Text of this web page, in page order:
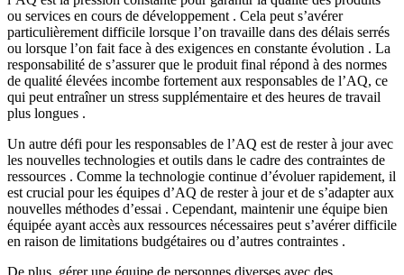
ou services en cours de développement . Cela peut s’avérer
particulièrement difficile lorsque l’on travaille dans des délais serrés
ou lorsque l’on fait face à des exigences en constante évolution . La
responsabilité de s’assurer que le produit final répond à des normes
de qualité élevées incombe fortement aux responsables de l’AQ, ce
qui peut entraîner un stress supplémentaire et des heures de travail
plus longues .
Un autre défi pour les responsables de l’AQ est de rester à jour avec
les nouvelles technologies et outils dans le cadre des contraintes de
ressources . Comme la technologie continue d’évoluer rapidement, il
est crucial pour les équipes d’AQ de rester à jour et de s’adapter aux
nouvelles méthodes d’essai . Cependant, maintenir une équipe bien
équipée ayant accès aux ressources nécessaires peut s’avérer difficile
en raison de limitations budgétaires ou d’autres contraintes .
De plus, gérer une équipe de personnes diverses avec des